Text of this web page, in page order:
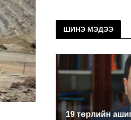
ШИНЭ МЭДЭЭ
19 төрлийн